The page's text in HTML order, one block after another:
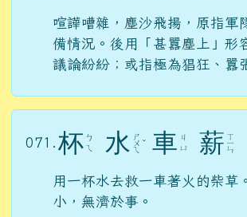
喧譁嘈雜，塵沙飛揚，原指軍
備情況。後用「甚囂塵上」形
議論紛紛；或指極為猖狂、囂
071. 杯 ㄅ
ㄟ
水 ㄕ
ㄨ
ㄟ
ˇ 車 ㄐ
ㄩ
薪 ㄒ
ㄧ
ㄣ
用一杯水去救一車著火的柴草
小，無濟於事。